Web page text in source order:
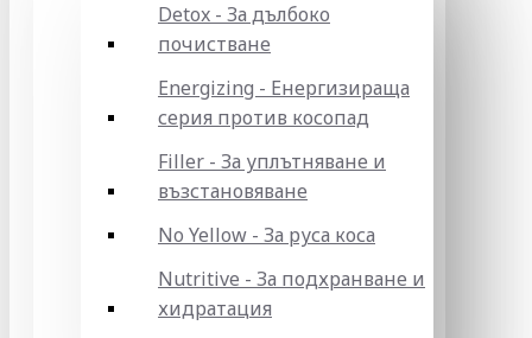
Detox - За дълбоко
почистване
Energizing - Енергизираща
серия против косопад
Filler - За уплътняване и
възстановяване
No Yellow - За руса коса
Nutritive - За подхранване и
хидратация